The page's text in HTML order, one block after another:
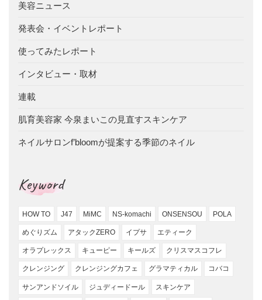
美容ニュース
発表会・イベントレポート
使ってみたレポート
インタビュー・取材
連載
肌育美容家 今泉まいこの見直すスキンケア
ネイルサロンf’bloomが提案する季節のネイル
Keyword
HOW TO J47 MiMC NS-komachi ONSENSOU POLA
めぐりズム アタックZERO イプサ エティーク
オラプレックス キューピー キールズ クリスマスコフレ
クレンジング クレンジングカフェ グラマティカル コバコ
サンアンドソイル ジュディードール スキンケア